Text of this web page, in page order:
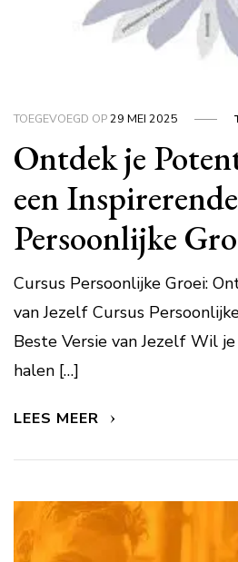
TOEGEVOEGD OP29 MEI 2025
Ontdek je
een
Persoonlijke
Cursus Persoonlijke Groei:
van Jezelf Cursus
Beste Versie van Jezelf Wil
halen […]
LEES MEER